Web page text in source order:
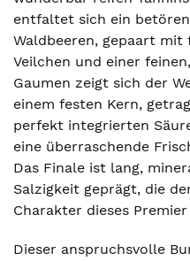
entfaltet sich ein
Waldbeeren, gepaart mit
Veilchen und einer
Gaumen zeigt sich der
einem festen Kern,
perfekt integrierten
eine überraschende
Das Finale ist lang,
Salzigkeit geprägt, die
Charakter dieses
Dieser anspruchsvolle